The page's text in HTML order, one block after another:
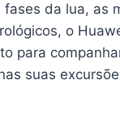
fases da lua, as
o
para
suas